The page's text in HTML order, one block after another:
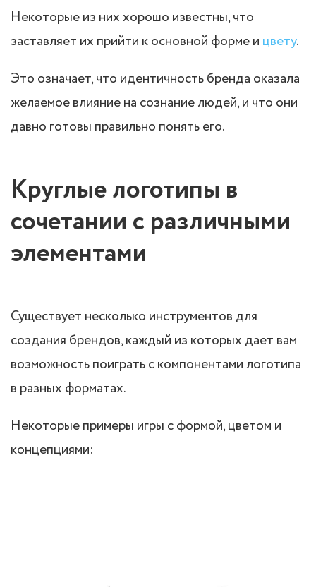
Некоторые из них хорошо известны, что
заставляет их прийти к основной форме и цвету.
Это означает, что идентичность бренда оказала
желаемое влияние на сознание людей, и что они
давно готовы правильно понять его.
Круглые логотипы в
сочетании с различными
элементами
Существует несколько инструментов для
создания брендов, каждый из которых дает вам
возможность поиграть с компонентами логотипа
в разных форматах.
Некоторые примеры игры с формой, цветом и
концепциями: